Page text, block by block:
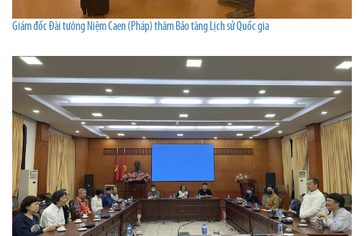
Giám đốc Đài tưởng Niệm Caen (Pháp) thăm Bảo tàng Lịch sử Quốc gia